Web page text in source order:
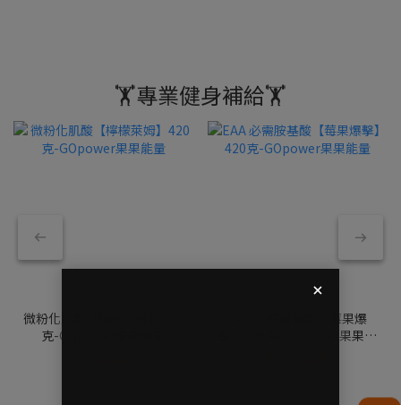
🏋️專業健身補給🏋️
微粉化肌酸【檸檬萊姆】420
克-GOpower果果能量
EAA 必需胺基酸【莓果爆
擊】420克-GOpower果果能